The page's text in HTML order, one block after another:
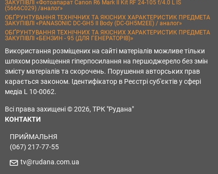
ЗАКУПІВЛІ «Фотоапарат Canon R6 Mark II Kit RF 24-105 f/4.0 L IS
(5666C029) /аналог»
ОБҐРУНТУВАННЯ ТЕХНІЧНИХ ТА ЯКІСНИХ ХАРАКТЕРИСТИК ПРЕДМЕТА
ЗАКУПІВЛІ «PANASONIC DC-GH5 II Body (DC-GH5M2EE) / аналог»
ОБҐРУНТУВАННЯ ТЕХНІЧНИХ ТА ЯКІСНИХ ХАРАКТЕРИСТИК ПРЕДМЕТА
ЗАКУПІВЛІ «БЕНЗИН - 95 (ДЛЯ ГЕНЕРАТОРІВ)»
Використання розміщених на сайті матеріалів можливе тільки
шляхом розміщення гіперпосилання на першоджерело без змін
змісту матеріалів та скорочень. Порушення авторських прав
карається законом. Ідентифікатор в Реєстрі суб'єктів у сфері
медіа L 10-0062.
Всі права захищені © 2026, ТРК "Рудана"
КОНТАКТИ
ПРИЙМАЛЬНЯ
(067) 217-77-55
tv@rudana.com.ua